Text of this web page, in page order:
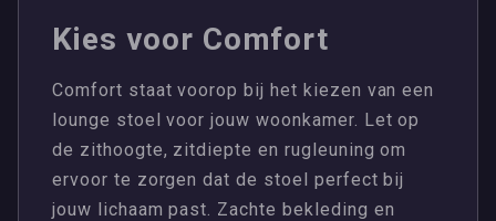
Kies voor Comfort
Comfort staat voorop bij het kiezen van een
lounge stoel voor jouw woonkamer. Let op
de zithoogte, zitdiepte en rugleuning om
ervoor te zorgen dat de stoel perfect bij
jouw lichaam past. Zachte bekleding en